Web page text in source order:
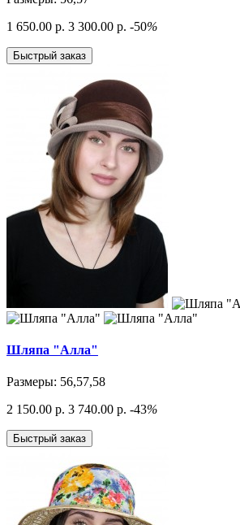
1 650.00 р. 3 300.00 р. -50%
Быстрый заказ
Шляпа "Алла"
Размеры: 56,57,58
2 150.00 р. 3 740.00 р. -43%
Быстрый заказ